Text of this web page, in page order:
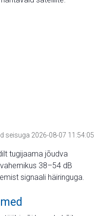
seisuga 2026-08-07 11:54:05
tugijaama jõudva
38–54 dB
signaali häiringuga.